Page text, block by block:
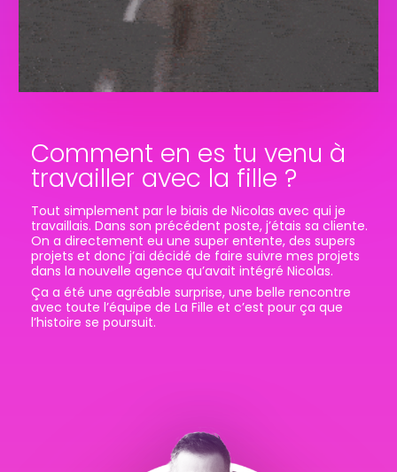
Comment en es tu venu à
travailler avec la fille ?
Tout simplement par le biais de Nicolas avec qui je
travaillais. Dans son précédent poste, j’étais sa cliente.
On a directement eu une super entente, des supers
projets et donc j’ai décidé de faire suivre mes projets
dans la nouvelle agence qu’avait intégré Nicolas.
Ça a été une agréable surprise, une belle rencontre
avec toute l’équipe de La Fille et c’est pour ça que
l’histoire se poursuit.